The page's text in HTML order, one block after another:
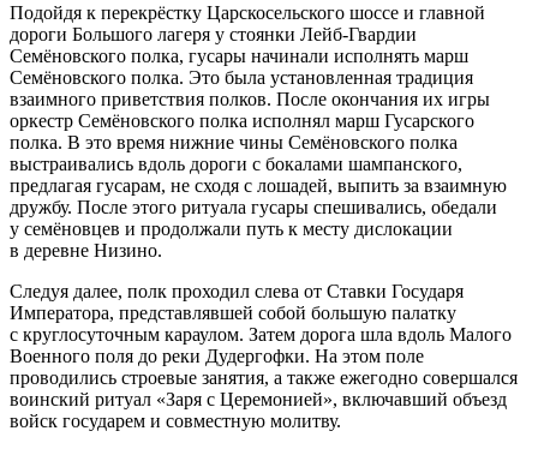
Подойдя к перекрёстку Царскосельского шоссе и главной
дороги Большого лагеря у стоянки Лейб-Гвардии
Семёновского полка, гусары начинали исполнять марш
Семёновского полка. Это была установленная традиция
взаимного приветствия полков. После окончания их игры
оркестр Семёновского полка исполнял марш Гусарского
полка. В это время нижние чины Семёновского полка
выстраивались вдоль дороги с бокалами шампанского,
предлагая гусарам, не сходя с лошадей, выпить за взаимную
дружбу. После этого ритуала гусары спешивались, обедали
у семёновцев и продолжали путь к месту дислокации
в деревне Низино.
Следуя далее, полк проходил слева от Ставки Государя
Императора, представлявшей собой большую палатку
с круглосуточным караулом. Затем дорога шла вдоль Малого
Военного поля до реки Дудергофки. На этом поле
проводились строевые занятия, а также ежегодно совершался
воинский ритуал «Заря с Церемонией», включавший объезд
войск государем и совместную молитву.